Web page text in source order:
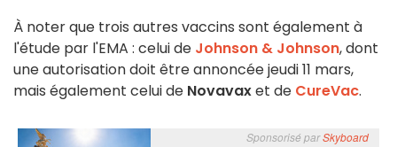
À noter que trois autres vaccins sont également à
l'étude par l'EMA : celui de Johnson & Johnson, dont
une autorisation doit être annoncée jeudi 11 mars,
mais également celui de Novavaxet de CureVac.